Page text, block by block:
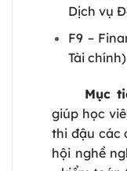
Dịch vụ
F9 –
Tài chính)
Mục
giúp học
thi đậu các
hội nghề